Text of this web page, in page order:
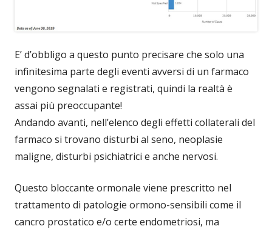
E’ d’obbligo a questo punto precisare che solo una
infinitesima parte degli eventi avversi di un farmaco
vengono segnalati e registrati, quindi la realtà è
assai più preoccupante!
Andando avanti, nell’elenco degli effetti collaterali del
farmaco si trovano disturbi al seno, neoplasie
maligne, disturbi psichiatrici e anche nervosi.
Questo bloccante ormonale viene prescritto nel
trattamento di patologie ormono-sensibili come il
cancro prostatico e/o certe endometriosi, ma